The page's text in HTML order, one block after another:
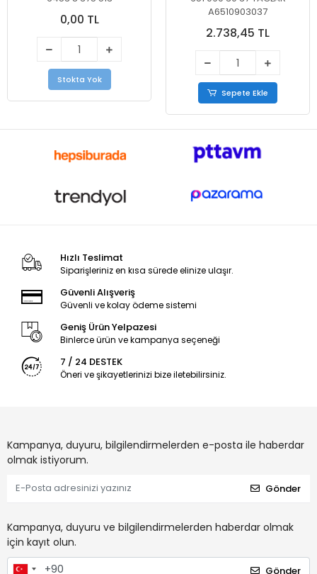
0,00 TL
Stokta Yok
A6510903037
2.738,45 TL
Sepete Ekle
Hızlı Teslimat
Siparişleriniz en kısa sürede elinize ulaşır.
Güvenli Alışveriş
Güvenli ve kolay ödeme sistemi
Geniş Ürün Yelpazesi
Binlerce ürün ve kampanya seçeneği
7 / 24 DESTEK
Öneri ve şikayetlerinizi bize iletebilirsiniz.
Kampanya, duyuru, bilgilendirmelerden e-posta ile haberdar
olmak istiyorum.
Gönder
Kampanya, duyuru ve bilgilendirmelerden haberdar olmak
için kayıt olun.
Gönder